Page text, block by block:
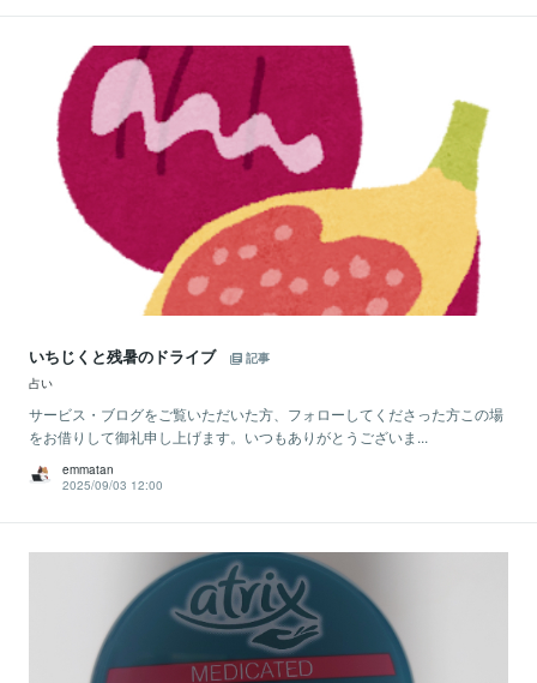
いちじくと残暑のドライブ
記事
占い
サービス・ブログをご覧いただいた方、フォローしてくださった方この場
をお借りして御礼申し上げます。いつもありがとうございま...
emmatan
2025/09/03 12:00